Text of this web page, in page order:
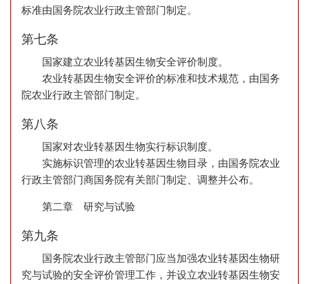
标准由国务院农业行政主管部门制定。
第七条
国家建立农业转基因生物安全评价制度。
农业转基因生物安全评价的标准和技术规范，由国务
院农业行政主管部门制定。
第八条
国家对农业转基因生物实行标识制度。
实施标识管理的农业转基因生物目录，由国务院农业
行政主管部门商国务院有关部门制定、调整并公布。
第二章 研究与试验
第九条
国务院农业行政主管部门应当加强农业转基因生物研
究与试验的安全评价管理工作，并设立农业转基因生物安